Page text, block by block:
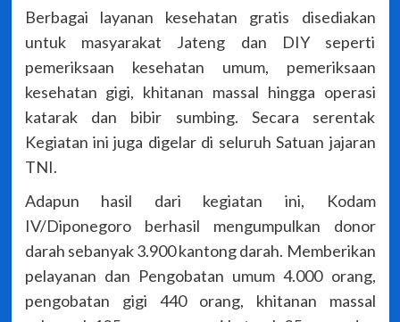
Berbagai layanan kesehatan gratis disediakan
untuk masyarakat Jateng dan DIY seperti
pemeriksaan kesehatan umum, pemeriksaan
kesehatan gigi, khitanan massal hingga operasi
katarak dan bibir sumbing. Secara serentak
Kegiatan ini juga digelar di seluruh Satuan jajaran
TNI.
Adapun hasil dari kegiatan ini, Kodam
IV/Diponegoro berhasil mengumpulkan donor
darah sebanyak 3.900 kantong darah. Memberikan
pelayanan dan Pengobatan umum 4.000 orang,
pengobatan gigi 440 orang, khitanan massal